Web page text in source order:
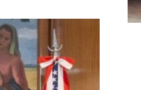
Noticias